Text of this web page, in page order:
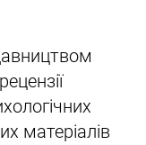
матеріалів